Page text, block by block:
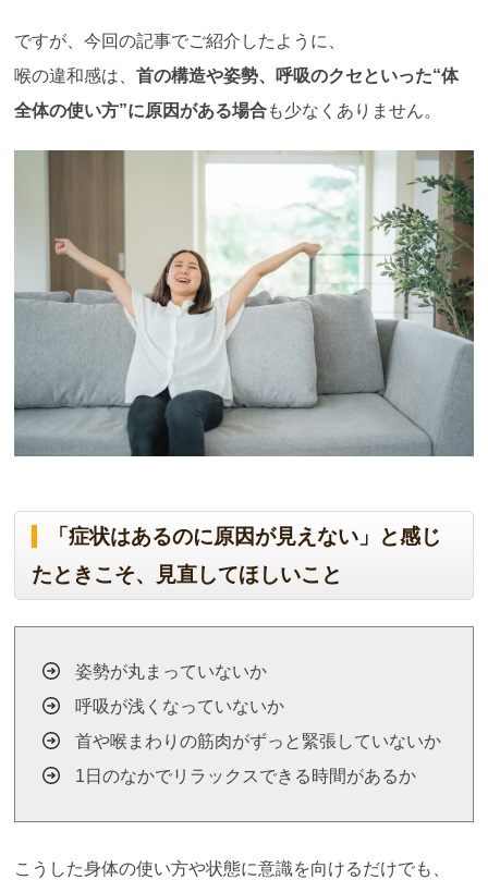
ですが、今回の記事でご紹介したように、
喉の違和感は、首の構造や姿勢、呼吸のクセといった“体
全体の使い方”に原因がある場合も少なくありません。
「症状はあるのに原因が見えない」と感じ
たときこそ、見直してほしいこと
姿勢が丸まっていないか
呼吸が浅くなっていないか
首や喉まわりの筋肉がずっと緊張していないか
1日のなかでリラックスできる時間があるか
こうした身体の使い方や状態に意識を向けるだけでも、